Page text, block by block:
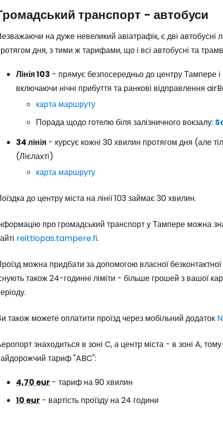
транспорт - автобуси
на дуже невеликий авіатрафік, є дві автобусні
дня, з тими ж тарифами, що і всі автобусні та
Лінія 103 - прямує безпосередньо до центру Тампере
включаючи нічні прибуття та ранкові відправлення
карта маршруту
Порада щодо готелю біля залізничного вокзалу:
34 лінія - курсує кожні 30 хвилин протягом дня (але
(Лієлахті)
карта маршруту
до центру міста на лінії 103 займає 30 хвилин.
про громадський транспорт у Тампере можна
reittiopas.tampere.fi.
можна придбати за допомогою власної
також 24-годинні ліміти - більше грошей з вашої
також можете оплатити проїзд через мобільний додаток
знаходиться в зоні C, а центр міста - в зоні A,
тариф "ABC":
4,70 eur - тариф на 90 хвилин
10 eur - вартість проїзду на 24 години
Увійдіть до